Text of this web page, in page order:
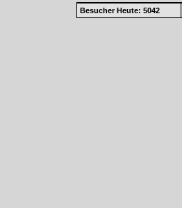
Besucher Heute: 5042